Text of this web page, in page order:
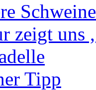
zeigt uns
Tipp